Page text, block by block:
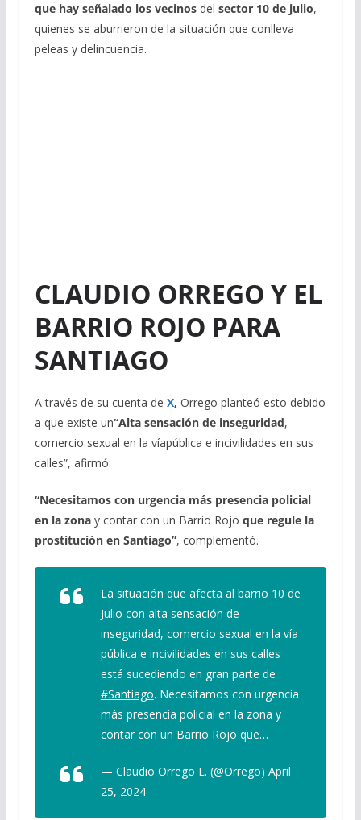
que hay señalado los vecinosdel sector 10 de julio,
quienes se aburrieron de la situación que conlleva
peleas y delincuencia.
CLAUDIO ORREGO Y EL
BARRIO ROJO PARA
SANTIAGO
A través de su cuenta de X, Orrego planteó esto debido
a que existe un“Alta sensación de inseguridad,
comercio sexual en la víapública e incivilidades en sus
calles”, afirmó.
“Necesitamos con urgencia más presencia policial
en la zonay contar con un Barrio Rojo que regule la
prostitución en Santiago”, complementó.
La situación que afecta al barrio 10 de
Julio con alta sensación de
inseguridad, comercio sexual en la vía
pública e incivilidades en sus calles
está sucediendo en gran parte de
#Santiago. Necesitamos con urgencia
más presencia policial en la zona y
contar con un Barrio Rojo que…
— Claudio Orrego L. (@Orrego) April
25, 2024